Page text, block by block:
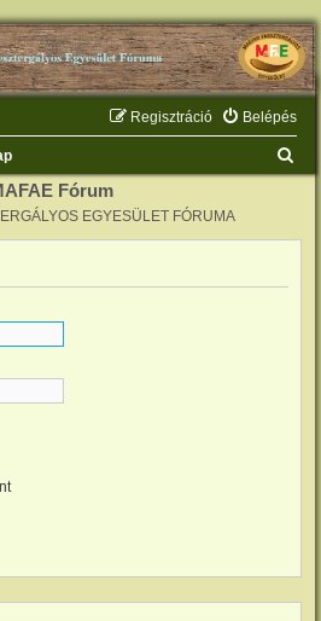
Belépés
Regisztráció
Fórum
EGYESÜLET FÓRUMA